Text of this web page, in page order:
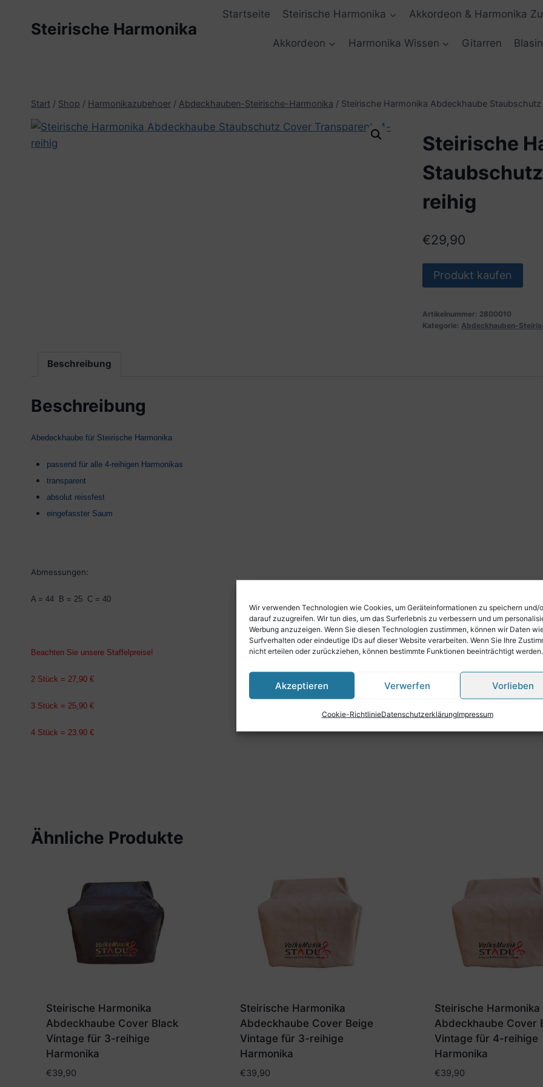
Wir verwenden Technologien wie Cookies, um Geräteinformationen zu speichern und/
darauf zuzugreifen. Wir tun dies, um das Surferlebnis zu verbessern und um
Werbung anzuzeigen. Wenn Sie diesen Technologien zustimmen, können wir Daten
Surfverhalten oder eindeutige IDs auf dieser Website verarbeiten. Wenn Sie Ihre
nicht erteilen oder zurückziehen, können bestimmte Funktionen beeinträchtigt werden.
Akzeptieren Verwerfen Vorlieben
Cookie-RichtlinieDatenschutzerklärungImpressum
Steirische Harmonika
Startseite Steirische Harmonika Akkordeon & Harmonika
Akkordeon Harmonika Wissen Gitarren
Start / Shop / Harmonikazubehoer / Abdeckhauben-Steirische-Harmonika / Steirische Harmonika Abdeckhaube
Steirische
reihig
€29,90
Produkt kaufen
Artikelnummer: 2800010
Kategorie: Abdeckhauben-
Beschreibung
Beschreibung
A bedeckhaube für Steirische Harmonika
passend für alle 4-reihigen Harmonikas
transparent
absolut reissfest
eingefasster Saum
Abmessungen:
A = 44 B = 25 C = 40
Beachten Sie unsere Staffelpreise!
2 Stück = 27,90 €
3 Stück = 25,90 €
4 Stück = 23.90 €
Ähnliche Produkte
Steirische Harmonika
Abdeckhaube Cover Black
Vintage für 3-reihige
Harmonika
€39,90
Steirische Harmonika
Abdeckhaube Cover Beige
Vintage für 3-reihige
Harmonika
€39,90
Steirische Harmonika
Abdeckhaube Cover
Vintage für 4-reihige
Harmonika
€39,90